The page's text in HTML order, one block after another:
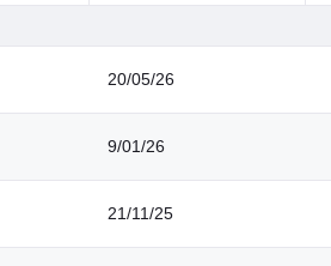
20/05/26
9/01/26
21/11/25